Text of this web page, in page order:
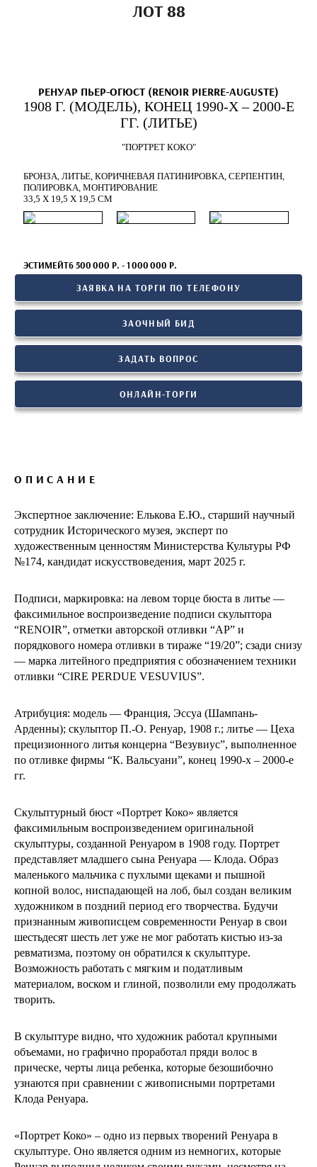
ЛОТ 88
РЕНУАР ПЬЕР-ОГЮСТ (RENOIR PIERRE-AUGUSTE)
1908 Г. (МОДЕЛЬ), КОНЕЦ 1990-Х – 2000-Е
ГГ. (ЛИТЬЕ)
"ПОРТРЕТ КОКО"
БРОНЗА, ЛИТЬЕ, КОРИЧНЕВАЯ ПАТИНИРОВКА, СЕРПЕНТИН,
ПОЛИРОВКА, МОНТИРОВАНИЕ
33,5 Х 19,5 Х 19,5 СМ
ЭСТИМЕЙТ6 500 000 Р. - 1 000 000 Р.
ЗАЯВКА НА ТОРГИ ПО ТЕЛЕФОНУ
ЗАОЧНЫЙ БИД
ЗАДАТЬ ВОПРОС
ОНЛАЙН-ТОРГИ
ОПИСАНИЕ
Экспертное заключение: Елькова Е.Ю., старший научный
сотрудник Исторического музея, эксперт по
художественным ценностям Министерства Культуры РФ
№174, кандидат искусствоведения, март 2025 г.
Подписи, маркировка: на левом торце бюста в литье —
факсимильное воспроизведение подписи скульптора
“RENOIR”, отметки авторской отливки “AP” и
порядкового номера отливки в тираже “19/20”; сзади снизу
— марка литейного предприятия с обозначением техники
отливки “CIRE PERDUE VESUVIUS”.
Атрибуция: модель — Франция, Эссуа (Шампань-
Арденны); скульптор П.-О. Ренуар, 1908 г.; литье — Цеха
прецизионного литья концерна “Везувиус”, выполненное
по отливке фирмы “К. Вальсуани”, конец 1990-х – 2000-е
гг.
Скульптурный бюст «Портрет Коко» является
факсимильным воспроизведением оригинальной
скульптуры, созданной Ренуаром в 1908 году. Портрет
представляет младшего сына Ренуара — Клода. Образ
маленького мальчика с пухлыми щеками и пышной
копной волос, ниспадающей на лоб, был создан великим
художником в поздний период его творчества. Будучи
признанным живописцем современности Ренуар в свои
шестьдесят шесть лет уже не мог работать кистью из-за
ревматизма, поэтому он обратился к скульптуре.
Возможность работать с мягким и податливым
материалом, воском и глиной, позволили ему продолжать
творить.
В скульптуре видно, что художник работал крупными
объемами, но графично проработал пряди волос в
прическе, черты лица ребенка, которые безошибочно
узнаются при сравнении с живописными портретами
Клода Ренуара.
«Портрет Коко» – одно из первых творений Ренуара в
скульптуре. Оно является одним из немногих, которые